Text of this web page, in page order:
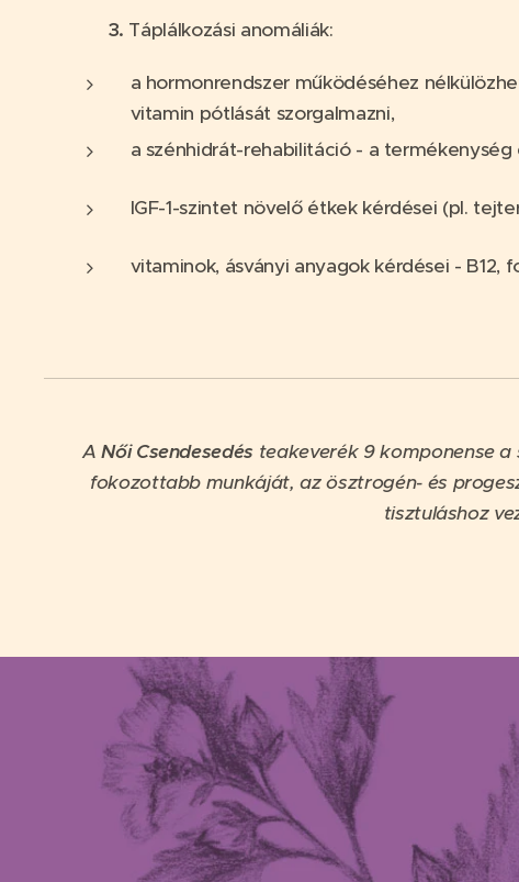
3. Táplálkozási anomáliák:
a hormonrendszer működéséhez
vitamin pótlását szorgalmazni,
a szénhidrát-rehabilitáció - a
IGF-1-szintet növelő étkek kérdései (pl.
vitaminok, ásványi anyagok kérdései - B12,
ANői Csendesedés teakeverék 9 komponense
fokozottabb munkáját, az ösztrogén- és
tisztuláshoz